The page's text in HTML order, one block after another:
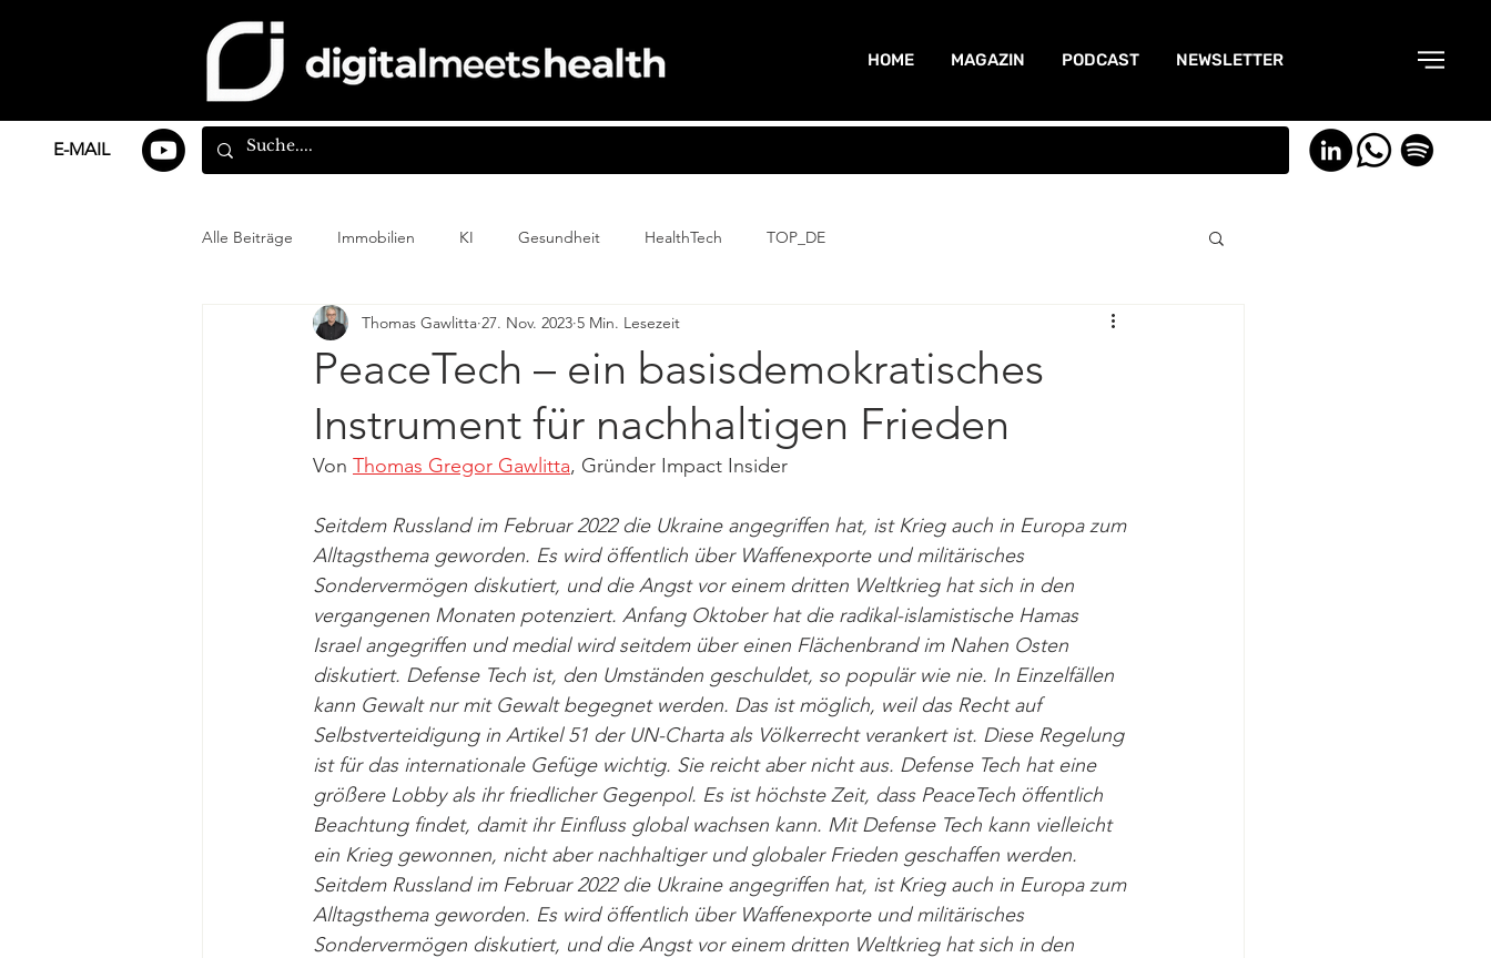
E-MAIL
HOME MAGAZIN PODCAST NEWSLETTER
Alle Beiträge Immobilien KI Gesundheit HealthTech TOP_DE
PeaceTech – ein basisdemokratisches
Instrument für nachhaltigen Frieden
Thomas Gawlitta 27. Nov. 2023 5 Min. Lesezeit
Von Thomas Gregor Gawlitta, Gründer Impact Insider
Seitdem Russland im Februar 2022 die Ukraine angegriffen hat, ist Krieg auch in Europa zum
Alltagsthema geworden. Es wird öffentlich über Waffenexporte und militärisches
Sondervermögen diskutiert, und die Angst vor einem dritten Weltkrieg hat sich in den
vergangenen Monaten potenziert. Anfang Oktober hat die radikal-islamistische Hamas
Israel angegriffen und medial wird seitdem über einen Flächenbrand im Nahen Osten
diskutiert. Defense Tech ist, den Umständen geschuldet, so populär wie nie. In Einzelfällen
kann Gewalt nur mit Gewalt begegnet werden. Das ist möglich, weil das Recht auf
Selbstverteidigung in Artikel 51 der UN-Charta als Völkerrecht verankert ist. Diese Regelung
ist für das internationale Gefüge wichtig. Sie reicht aber nicht aus. Defense Tech hat eine
größere Lobby als ihr friedlicher Gegenpol. Es ist höchste Zeit, dass PeaceTech öffentlich
Beachtung findet, damit ihr Einfluss global wachsen kann. Mit Defense Tech kann vielleicht
ein Krieg gewonnen, nicht aber nachhaltiger und globaler Frieden geschaffen werden.
Seitdem Russland im Februar 2022 die Ukraine angegriffen hat, ist Krieg auch in Europa zum
Alltagsthema geworden. Es wird öffentlich über Waffenexporte und militärisches
Sondervermögen diskutiert, und die Angst vor einem dritten Weltkrieg hat sich in den